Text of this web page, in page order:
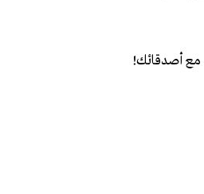
مع أصدقائك!